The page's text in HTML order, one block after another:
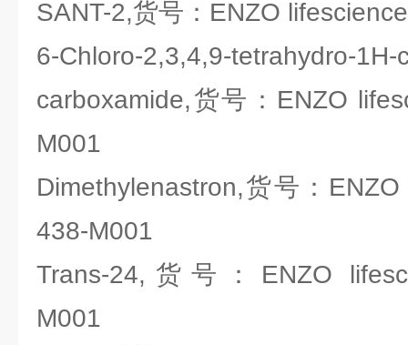
SANT-2,货号：ENZO
6-Chloro-2,3,4,9-tetrahydro-1H-
carboxamide,货号：ENZO
M001
Dimethylenastron,货号：
438-M001
Trans-24,货号：ENZO
M001